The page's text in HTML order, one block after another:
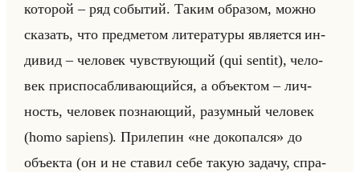
ко­то­рой – ряд со­бы­тий. Таким об­ра­зом, можно
ска­зать, что пред­ме­том ли­те­ра­ту­ры яв­ля­ет­ся ин­
ди­вид – че­ло­век чув­ству­ющий (qui sentit), че­ло­
век при­спо­саб­ли­ва­ющийся, а объек­том – лич­
ность, че­ло­век по­зна­ющий, ра­зум­ный че­ло­век
(homo sapiens). При­ле­пин «не докопался» до
объек­та (он и не ста­вил себе такую за­да­чу, спра­